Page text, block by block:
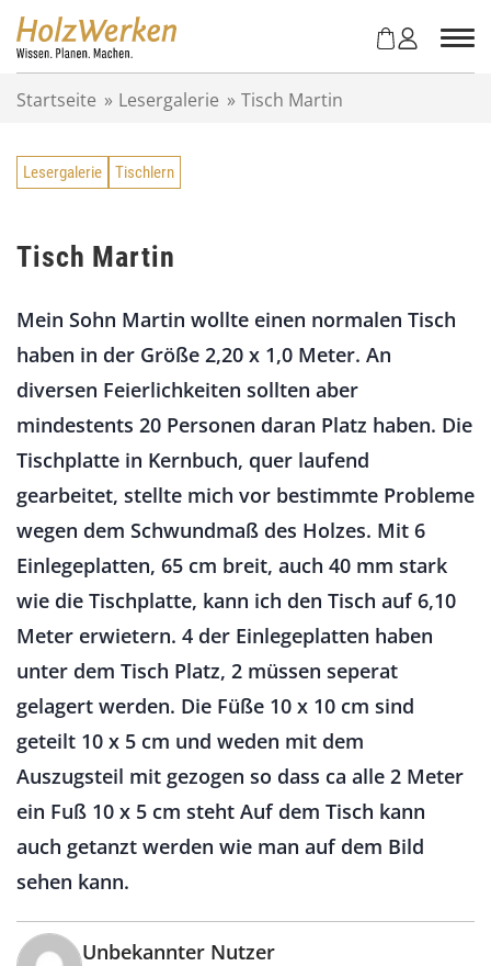
Startseite » Lesergalerie » Tisch Martin
Lesergalerie Tischlern
Tisch Martin
Mein Sohn Martin wollte einen normalen Tisch
haben in der Größe 2,20 x 1,0 Meter. An
diversen Feierlichkeiten sollten aber
mindestents 20 Personen daran Platz haben. Die
Tischplatte in Kernbuch, quer laufend
gearbeitet, stellte mich vor bestimmte Probleme
wegen dem Schwundmaß des Holzes. Mit 6
Einlegeplatten, 65 cm breit, auch 40 mm stark
wie die Tischplatte, kann ich den Tisch auf 6,10
Meter erwietern. 4 der Einlegeplatten haben
unter dem Tisch Platz, 2 müssen seperat
gelagert werden. Die Füße 10 x 10 cm sind
geteilt 10 x 5 cm und weden mit dem
Auszugsteil mit gezogen so dass ca alle 2 Meter
ein Fuß 10 x 5 cm steht Auf dem Tisch kann
auch getanzt werden wie man auf dem Bild
sehen kann.
Unbekannter Nutzer